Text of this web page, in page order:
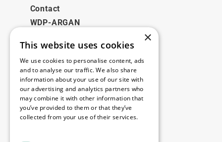
Contact
WDP-ARGAN
Juridique
Disclaimer
Politique de confidentialité
Cookie Policy
×
This website uses cookies
We use cookies to personalise content, ads
and to analyse our traffic. We also share
information about your use of our site with
our advertising and analytics partners who
may combine it with other information that
you’ve provided to them or that they’ve
collected from your use of their services.